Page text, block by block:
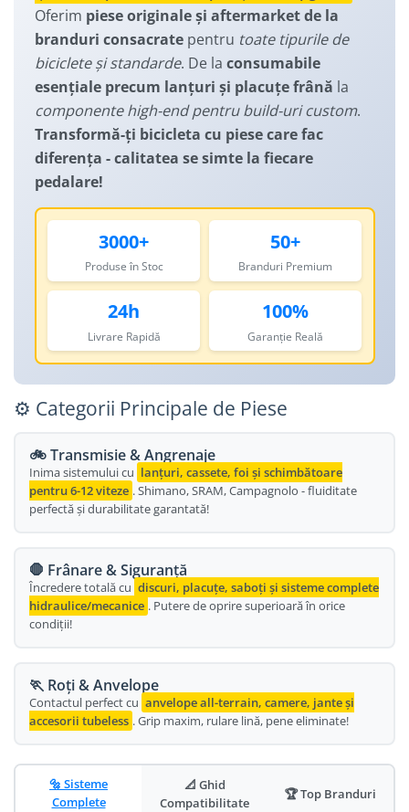
Lumini Spate
Cosuri pentru Biciclete
Ghidoline
Huse Șa
Mansoane
Pedale
Pedale SPD
Accesorii Pedale
Borsete si Genti
Protectii Cadru
Suport bidon si bidon
Aparatori noroi
Pompe
Sonerie
Diverse
Roti ajutatoare
Scaune pentru Copii
Transport si Depozitare
Lanturi
ZA Missinglink
Solutii Tubeless
Spacere/Axe Butuci/Rulmenti
Cabluri
Camere de bicicleta
Accesorii Camere
Capete Cablu si Manta
Accesorii Frane Hidraulice
Thru Axle
Placute Frana Disc
Saboti Frana
Roti Spate
Frane V-Brake
Butuci Roata
Pinioane
Schimbator Foi
Manete Schimbator
Etrier frana
Jante
Angrenaje
Manusi
Ochelari
Oferim piese originale și aftermarket de la
branduri consacratepentru toate tipurile de
biciclete și standarde. De la consumabile
esențiale precum lanțuri și placuțe frână la
componente high-end pentru build-uri custom.
Transformă-ți bicicleta cu piese care fac
diferența - calitatea se simte la fiecare
pedalare!
3000+
Produse în Stoc
50+
Branduri Premium
24h
Livrare Rapidă
100%
Garanție Reală
⚙️ Categorii Principale de Piese
🚲 Transmisie & Angrenaje
Inima sistemului cu lanțuri, cassete, foi și schimbătoare
pentru 6-12 viteze . Shimano, SRAM, Campagnolo - fluiditate
perfectă și durabilitate garantată!
🛑 Frânare & Siguranță
Încredere totală cu discuri, placuțe, saboți și sisteme complete
hidraulice/mecanice . Putere de oprire superioară în orice
condiții!
🏃 Roți & Anvelope
Contactul perfect cu anvelope all-terrain, camere, jante și
accesorii tubeless . Grip maxim, rulare lină, pene eliminate!
🔩 Sisteme
Complete
📐 Ghid
Compatibilitate
🏆 Top Branduri